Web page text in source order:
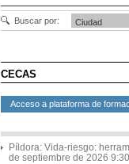
Buscar por:
CECAS
Acceso a plataforma de
Píldora: Vida-riesgo:
de septiembre de 2026